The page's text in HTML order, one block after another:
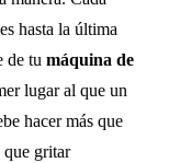
hasta la última
de tu máquina de
lugar al que un
hacer más que
que gritar